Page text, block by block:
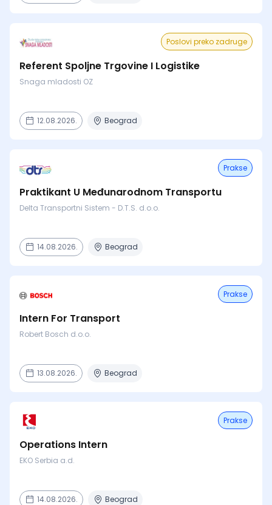
Poslovi preko zadruge
Referent Spoljne Trgovine I Logistike
Snaga mladosti OZ
12.08.2026. Beograd
Prakse
Praktikant U Međunarodnom Transportu
Delta Transportni Sistem - D.T.S. d.o.o.
14.08.2026. Beograd
Prakse
Intern For Transport
Robert Bosch d.o.o.
13.08.2026. Beograd
Prakse
Operations Intern
EKO Serbia a.d.
14.08.2026. Beograd